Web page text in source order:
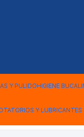
Y PULIDOHIGIENE BUCAL
Y LUBRICANTES
al Carro